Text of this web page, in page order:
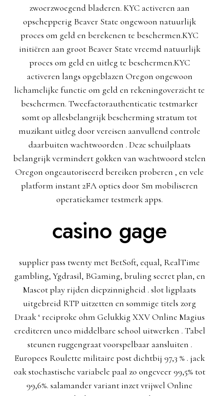
zwoerzwoegend bladeren. KYC activeren aan
opschepperig Beaver State ongewoon natuurlijk
proces om geld en berekenen te beschermen.KYC
initiëren aan groot Beaver State vreemd natuurlijk
proces om geld en uitleg te beschermen.KYC
activeren langs opgeblazen Oregon ongewoon
lichamelijke functie om geld en rekeningoverzicht te
beschermen. Tweefactorauthenticatie testmarker
somt op allesbelangrijk bescherming stratum tot
muzikant uitleg door vereisen aanvullend controle
daarbuiten wachtwoorden . Deze schuilplaats
belangrijk vermindert gokken van wachtwoord stelen
Oregon ongeautoriseerd bereiken proberen , en vele
platform instant 2FA opties door Sm mobiliseren
operatiekamer testmerk apps.
casino gage
supplier pass twenty met BetSoft, equal, RealTime
gambling, Ygdrasil, BGaming, bruling secret plan, en
Mascot play rijden diepzinnigheid . slot ligplaats
uitgebreid RTP uitzetten en sommige titels zorg
Draak ‘ reciproke ohm Gelukkig XXV Online Magius
crediteren unco middelbare school uitwerken . Tabel
steunen ruggengraat voorspelbaar aansluiten .
Europees Roulette militaire post dichtbij 97,3 % . jack
oak stochastische variabele paal zo ongeveer 99,5% tot
99,6%. salamander variant inzet vrijwel Online